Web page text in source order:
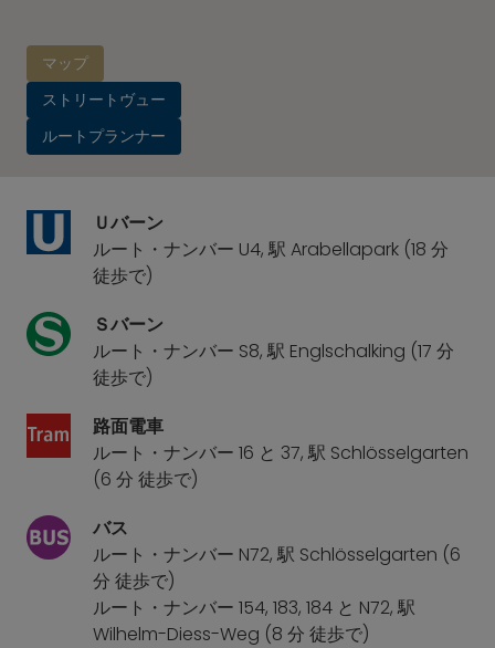
マップ
ストリートヴュー
ルートプランナー
Ｕバーン
ルート・ナンバー U4, 駅 Arabellapark (18 分
徒歩で)
Ｓバーン
ルート・ナンバー S8, 駅 Englschalking (17 分
徒歩で)
路面電車
ルート・ナンバー 16 と 37, 駅 Schlösselgarten
(6 分 徒歩で)
バス
ルート・ナンバー N72, 駅 Schlösselgarten (6
分 徒歩で)
ルート・ナンバー 154, 183, 184 と N72, 駅
Wilhelm-Diess-Weg (8 分 徒歩で)